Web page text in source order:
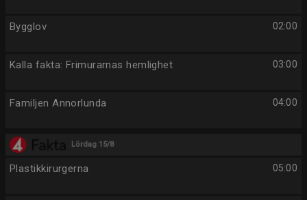
02:00
Bygglov
03:00
Kalla fakta: Frimurarnas hemlighet
04:00
Familjen Annorlunda
Lördag 15/8
05:00
Plastikkirurgerna